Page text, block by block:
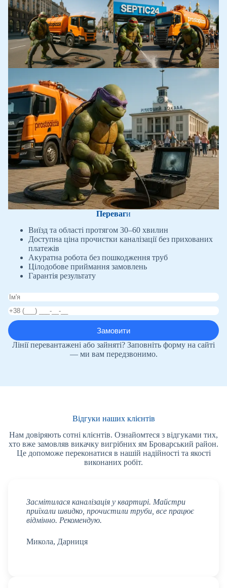
Переваги
Виїзд та області протягом 30–60 хвилин
Доступна ціна прочистки каналізації без прихованих
платежів
Акуратна робота без пошкодження труб
Цілодобове приймання замовлень
Гарантія результату
Лінії перевантажені або зайняті? Заповніть форму на сайті
— ми вам передзвонимо.
Відгуки наших клієнтів
Нам довіряють сотні клієнтів. Ознайомтеся з відгуками тих,
хто вже замовляв викачку вигрібних ям Броварський район.
Це допоможе переконатися в нашій надійності та якості
виконаних робіт.
Засмітилася каналізація у квартирі. Майстри
приїхали швидко, прочистили труби, все працює
відмінно. Рекомендую.
Микола, Дарниця